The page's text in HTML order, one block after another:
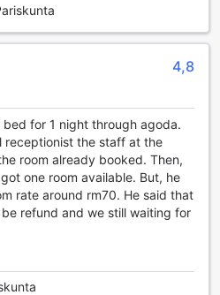
4,8
for 1 night through agoda.
receptionist the staff at the
room already booked. Then,
one room available. But, he
rate around rm70. He said that
refund and we still waiting for